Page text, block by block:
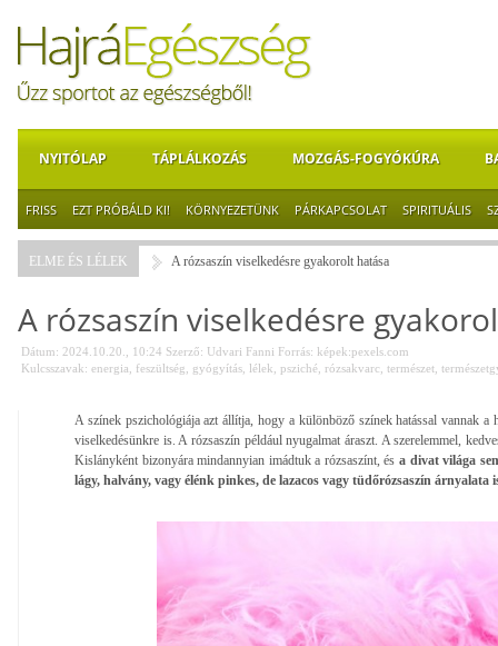
NYITÓLAP TÁPLÁLKOZÁS MOZGÁS-FOGYÓKÚRA
FRISS EZT PRÓBÁLD KI! KÖRNYEZETÜNK PÁRKAPCSOLAT SPIRITUÁLIS
ELME ÉS LÉLEK A rózsaszín viselkedésre gyakorolt hatása
A rózsaszín viselkedésre
Dátum: 2024.10.20., 10:24 Szerző: Udvari Fanni Forrás: képek:pexels.com
Kulcsszavak: energia feszültség gyógyítás lélek psziché rózsakvarc természet
A színek pszichológiája azt állítja, hogy a különböző színek hatással vannak a
viselkedésünkre is. A rózsaszín például nyugalmat áraszt. A szerelemmel,
Kislányként bizonyára mindannyian imádtuk a rózsaszínt, és a divat világa
lágy, halvány, vagy élénk pinkes, de lazacos vagy tüdőrózsaszín árnyalata